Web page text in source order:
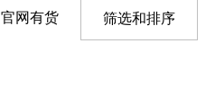
官网有货 筛选和排序